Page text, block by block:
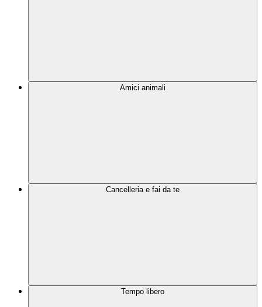
Amici animali
Cancelleria e fai da te
Tempo libero